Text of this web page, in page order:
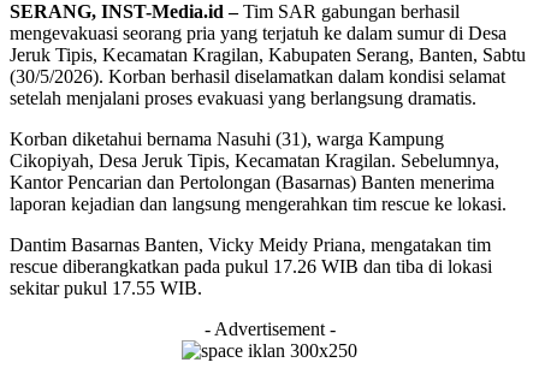
SERANG, INST-Media.id –Tim SAR gabungan berhasil
mengevakuasi seorang pria yang terjatuh ke dalam sumur di Desa
Jeruk Tipis, Kecamatan Kragilan, Kabupaten Serang, Banten, Sabtu
(30/5/2026). Korban berhasil diselamatkan dalam kondisi selamat
setelah menjalani proses evakuasi yang berlangsung dramatis.
Korban diketahui bernama Nasuhi (31), warga Kampung
Cikopiyah, Desa Jeruk Tipis, Kecamatan Kragilan. Sebelumnya,
Kantor Pencarian dan Pertolongan (Basarnas) Banten menerima
laporan kejadian dan langsung mengerahkan tim rescue ke lokasi.
Dantim Basarnas Banten, Vicky Meidy Priana, mengatakan tim
rescue diberangkatkan pada pukul 17.26 WIB dan tiba di lokasi
sekitar pukul 17.55 WIB.
- Advertisement -